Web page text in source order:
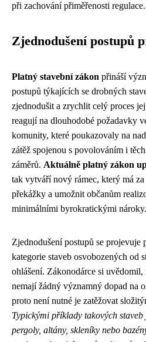
při zachování přiměřenosti regulace.
Zjednodušení postupů
Platný stavební zákon přináší
postupů týkajících se drobných
zjednodušit a zrychlit celý proces
reagují na dlouhodobé požadavky
komunity, které poukazovaly na
zátěž spojenou s povolováním i
záměrů. Aktuálně platný zákon
tak vytváří nový rámec, který má
překážky a umožnit občanům
minimálními byrokratickými nároky.
Zjednodušení postupů se projevuje
kategorie staveb osvobozených od
ohlášení. Zákonodárce si uvědomil,
nemají žádný významný dopad na
proto není nutné je zatěžovat
Typickými příklady takových staveb
pergoly, altány, skleníky nebo